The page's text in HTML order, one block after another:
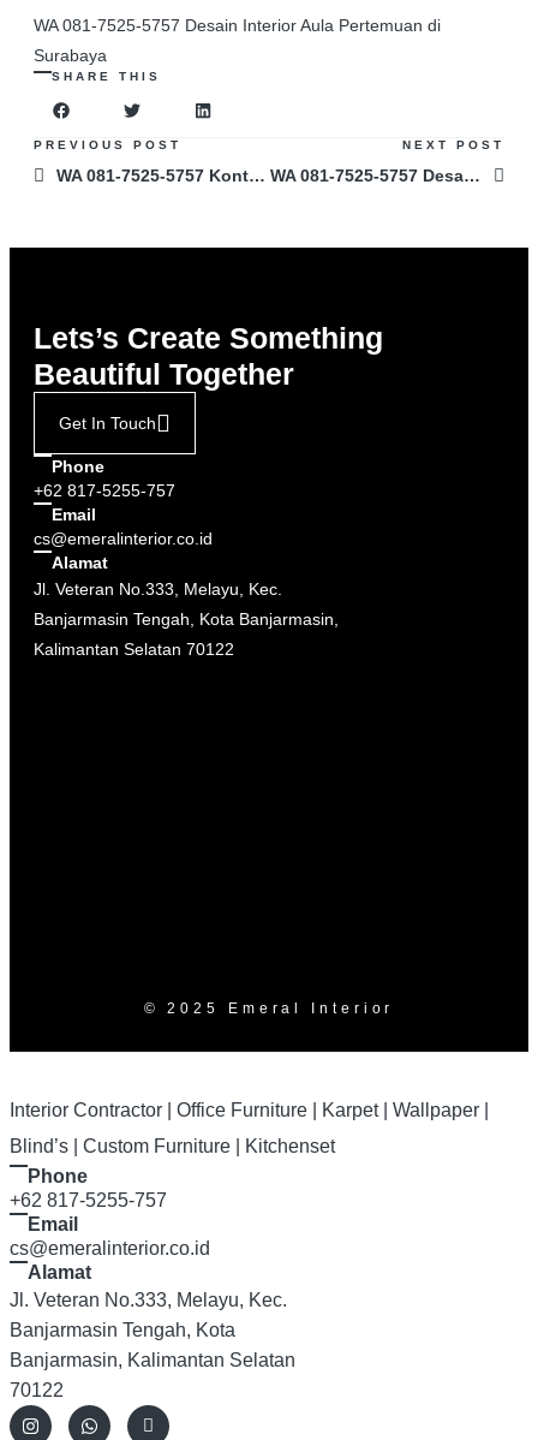
WA 081-7525-5757 Desain Interior Aula Pertemuan di
Surabaya
SHARE THIS
PREVIOUS POST
WA 081-7525-5757 Kontraktor Desain Interior Type 40 di Banjarbaru
NEXT POST
WA 081-7525-5757 Desain Interior Rumah Type 36 di Jakarta
Lets’s Create Something
Beautiful Together
Get In Touch
Phone
+62 817-5255-757
Email
cs@emeralinterior.co.id
Alamat
Jl. Veteran No.333, Melayu, Kec.
Banjarmasin Tengah, Kota Banjarmasin,
Kalimantan Selatan 70122
© 2025 Emeral Interior
Interior Contractor | Office Furniture | Karpet | Wallpaper |
Blind’s | Custom Furniture | Kitchenset
Phone
+62 817-5255-757
Email
cs@emeralinterior.co.id
Alamat
Jl. Veteran No.333, Melayu, Kec.
Banjarmasin Tengah, Kota
Banjarmasin, Kalimantan Selatan
70122